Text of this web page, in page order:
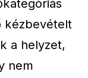
kézbevételt
a helyzet,
nem